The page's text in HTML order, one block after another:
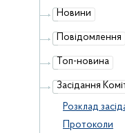
Новини
Повідомлення
Топ-новина
Засідання
Розклад
Протоколи